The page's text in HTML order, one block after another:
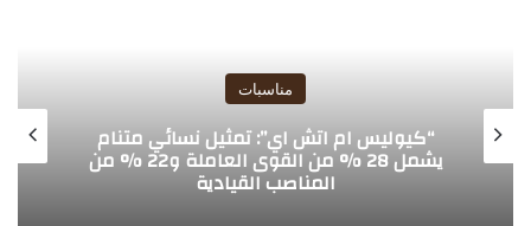
مناسبات
“كيوليس ام اتش اي”: تمثيل نسائي متنام
يشمل 28 % من القوى العاملة و22 % من
المناصب القيادية